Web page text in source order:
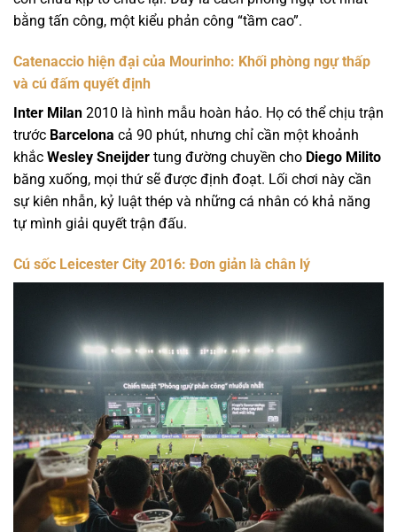
bằng tấn công, một kiểu phản công “tầm cao”.
Catenaccio hiện đại của Mourinho: Khối phòng ngự thấp
và cú đấm quyết định
Inter Milan 2010 là hình mẫu hoàn hảo. Họ có thể chịu trận
trước Barcelona cả 90 phút, nhưng chỉ cần một khoảnh
khắc Wesley Sneijder tung đường chuyền cho Diego Milito
băng xuống, mọi thứ sẽ được định đoạt. Lối chơi này cần
sự kiên nhẫn, kỷ luật thép và những cá nhân có khả năng
tự mình giải quyết trận đấu.
Cú sốc Leicester City 2016: Đơn giản là chân lý